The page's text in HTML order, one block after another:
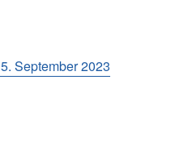
September 2023